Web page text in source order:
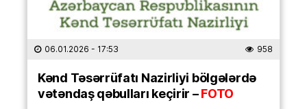
06.01.2026 - 17:53 958
Kənd Təsərrüfatı Nazirliyi bölgələrdə
vətəndaş qəbulları keçirir –FOTO